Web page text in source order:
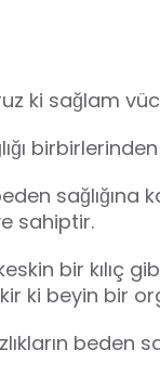
ki sağlam
sağlığına
sahiptir.
keskin bir
ki beyin bir
beden